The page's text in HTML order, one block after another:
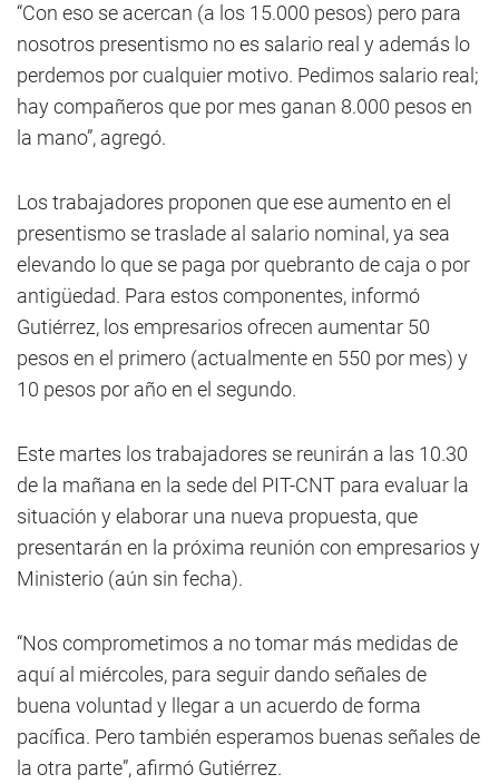
“Con eso se acercan (a los 15.000 pesos) pero para
nosotros presentismo no es salario real y además lo
perdemos por cualquier motivo. Pedimos salario real;
hay compañeros que por mes ganan 8.000 pesos en
la mano”, agregó.
Los trabajadores proponen que ese aumento en el
presentismo se traslade al salario nominal, ya sea
elevando lo que se paga por quebranto de caja o por
antigüedad. Para estos componentes, informó
Gutiérrez, los empresarios ofrecen aumentar 50
pesos en el primero (actualmente en 550 por mes) y
10 pesos por año en el segundo.
Este martes los trabajadores se reunirán a las 10.30
de la mañana en la sede del PIT-CNT para evaluar la
situación y elaborar una nueva propuesta, que
presentarán en la próxima reunión con empresarios y
Ministerio (aún sin fecha).
“Nos comprometimos a no tomar más medidas de
aquí al miércoles, para seguir dando señales de
buena voluntad y llegar a un acuerdo de forma
pacífica. Pero también esperamos buenas señales de
la otra parte”, afirmó Gutiérrez.